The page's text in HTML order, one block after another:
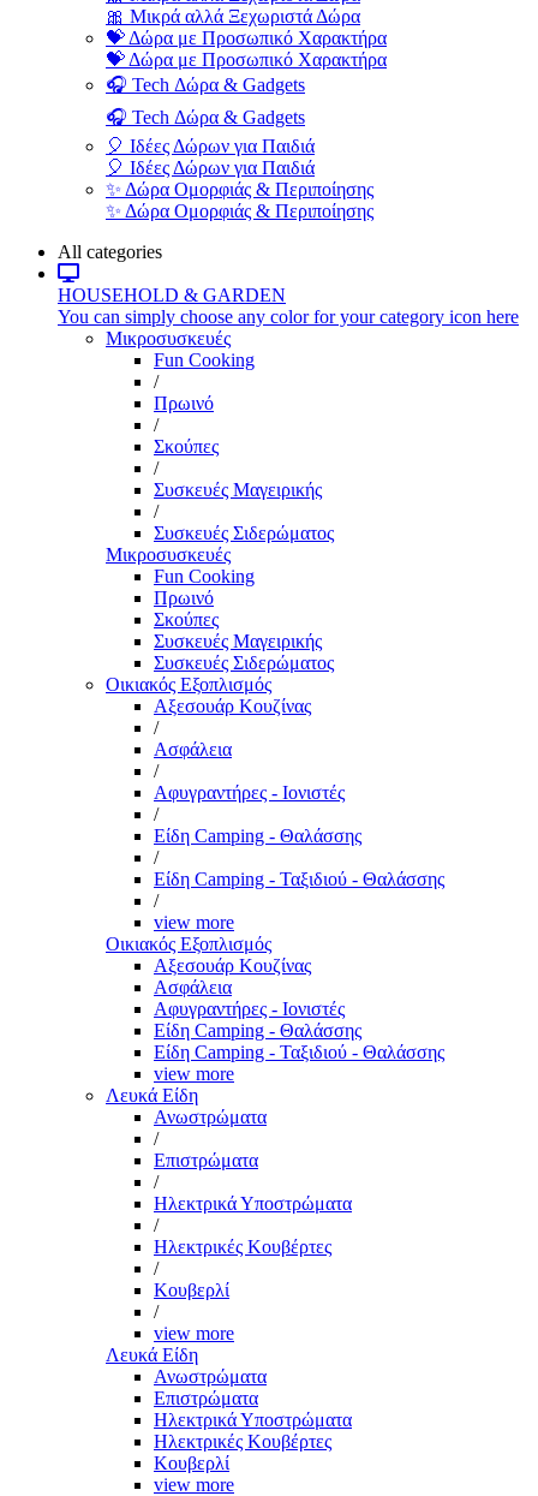
🎀 Μικρά αλλά Ξεχωριστά Δώρα
💝 Δώρα με Προσωπικό Χαρακτήρα
💝 Δώρα με Προσωπικό Χαρακτήρα
🎧 Tech Δώρα & Gadgets
🎧 Tech Δώρα & Gadgets
🎈 Ιδέες Δώρων για Παιδιά
🎈 Ιδέες Δώρων για Παιδιά
✨ Δώρα Ομορφιάς & Περιποίησης
✨ Δώρα Ομορφιάς & Περιποίησης
All categories
HOUSEHOLD & GARDEN
You can simply choose any color for your category icon here
Μικροσυσκευές
Fun Cooking
/
Πρωινό
/
Σκούπες
/
Συσκευές Μαγειρικής
/
Συσκευές Σιδερώματος
Μικροσυσκευές
Fun Cooking
Πρωινό
Σκούπες
Συσκευές Μαγειρικής
Συσκευές Σιδερώματος
Οικιακός Εξοπλισμός
Αξεσουάρ Κουζίνας
/
Ασφάλεια
/
Αφυγραντήρες - Ιονιστές
/
Είδη Camping - Θαλάσσης
/
Είδη Camping - Ταξιδιού - Θαλάσσης
/
view more
Οικιακός Εξοπλισμός
Αξεσουάρ Κουζίνας
Ασφάλεια
Αφυγραντήρες - Ιονιστές
Είδη Camping - Θαλάσσης
Είδη Camping - Ταξιδιού - Θαλάσσης
view more
Λευκά Είδη
Ανωστρώματα
/
Επιστρώματα
/
Ηλεκτρικά Υποστρώματα
/
Ηλεκτρικές Κουβέρτες
/
Κουβερλί
/
view more
Λευκά Είδη
Ανωστρώματα
Επιστρώματα
Ηλεκτρικά Υποστρώματα
Ηλεκτρικές Κουβέρτες
Κουβερλί
view more